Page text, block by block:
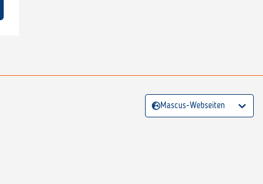
Mascus-Webseiten